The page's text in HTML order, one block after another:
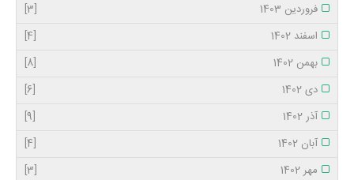
فروردین 1403
[3]
اسفند 1402
[4]
بهمن 1402
[8]
دی 1402
[6]
آذر 1402
[9]
آبان 1402
[4]
مهر 1402
[3]